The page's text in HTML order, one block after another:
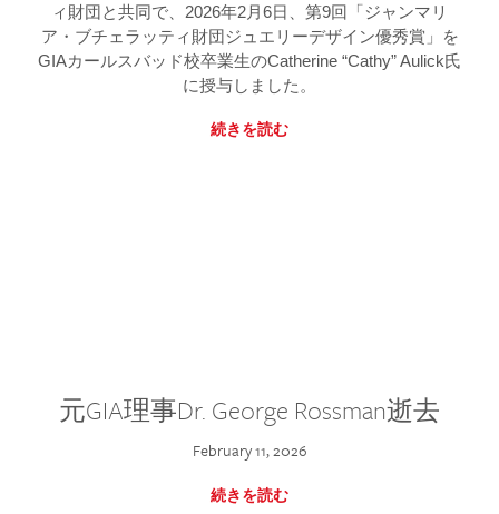
ィ財団と共同で、2026年2月6日、第9回「ジャンマリ
ア・ブチェラッティ財団ジュエリーデザイン優秀賞」を
GIAカールスバッド校卒業生のCatherine “Cathy” Aulick氏
に授与しました。
続きを読む
元GIA理事Dr. George Rossman逝去
February 11, 2026
続きを読む